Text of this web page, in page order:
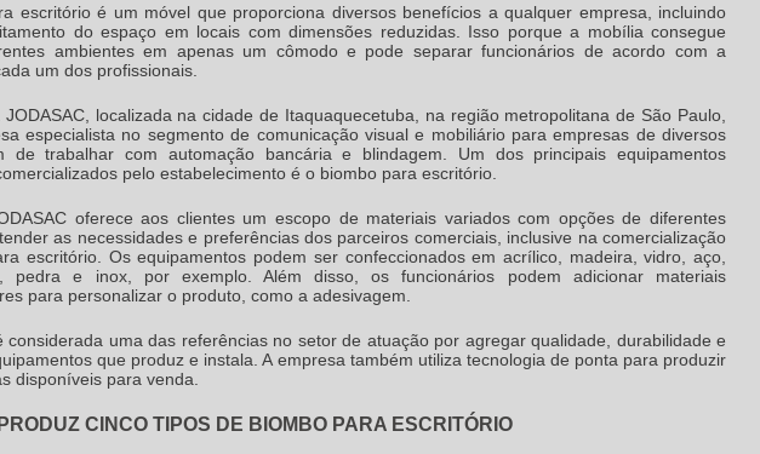
escritórioé um móvel que proporciona diversos benefícios a qualquer empresa, incluindo
do espaço em locais com dimensões reduzidas. Isso porque a mobília consegue
ambientes em apenas um cômodo e pode separar funcionários de acordo com a
um dos profissionais.
JODASAC, localizada na cidade de Itaquaquecetuba, na região metropolitana de São Paulo,
especialista no segmento de comunicação visual e mobiliário para empresas de diversos
de trabalhar com automação bancária e blindagem. Um dos principais equipamentos
pelo estabelecimento é o biombo para escritório
oferece aos clientes um escopo de materiais variados com opções de diferentes
as necessidades e preferências dos parceiros comerciais, inclusive na comercialização
escritório . Os equipamentos podem ser confeccionados em acrílico, madeira, vidro, aço,
pedra e inox, por exemplo. Além disso, os funcionários podem adicionar materiais
para personalizar o produto, como a adesivagem.
considerada uma das referências no setor de atuação por agregar qualidade, durabilidade e
que produz e instala. A empresa também utiliza tecnologia de ponta para produzir
disponíveis para venda.
CINCO TIPOS DE BIOMBO PARA ESCRITÓRIO